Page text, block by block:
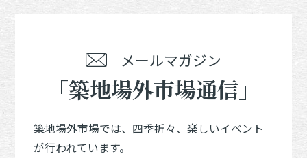
メールマガジン
「築地場外市場通信」
築地場外市場では、四季折々、楽しいイベント
が行われています。